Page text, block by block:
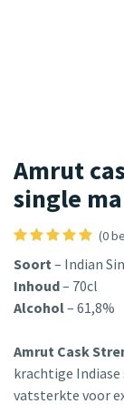
Amrut
single
(0
Soort– Indian
Inhoud– 70cl
Alcohol– 61,8%
Amrut Cask
krachtige
vatsterkte voor